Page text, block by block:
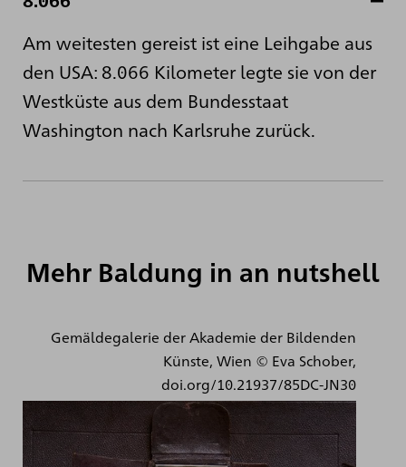
Am weitesten gereist ist eine Leihgabe aus
den USA: 8.066 Kilometer legte sie von der
Westküste aus dem Bundesstaat
Washington nach Karlsruhe zurück.
Mehr Baldung in an nutshell
Gemäldegalerie der Akademie der Bildenden
Künste, Wien © Eva Schober,
doi.org/10.21937/85DC-JN30